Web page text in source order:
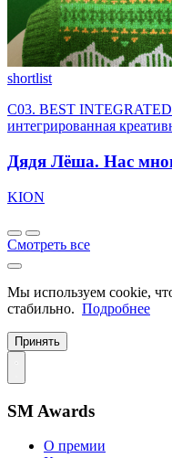
shortlist
C03. BEST
интегрированная
Дядя Лёша. Нас
KION
Смотреть все
Мы используем cookie,
стабильно. Подробнее
Принять
SM Awards
О премии